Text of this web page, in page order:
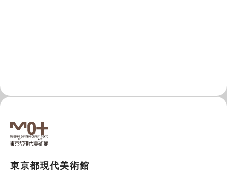
東京都現代美術館